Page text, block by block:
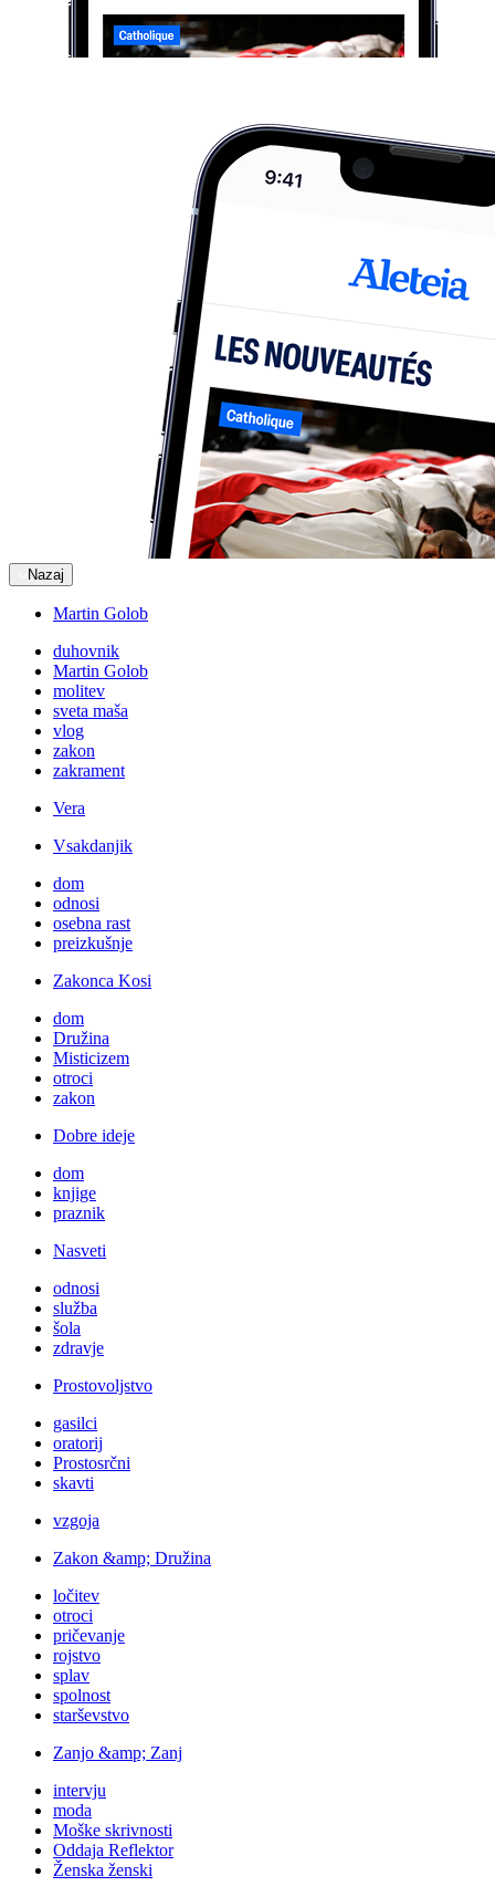
Nazaj
Martin Golob
duhovnik
Martin Golob
molitev
sveta maša
vlog
zakon
zakrament
Vera
Vsakdanjik
dom
odnosi
osebna rast
preizkušnje
Zakonca Kosi
dom
Družina
Misticizem
otroci
zakon
Dobre ideje
dom
knjige
praznik
Nasveti
odnosi
služba
šola
zdravje
Prostovoljstvo
gasilci
oratorij
Prostosrčni
skavti
vzgoja
Zakon &amp; Družina
ločitev
otroci
pričevanje
rojstvo
splav
spolnost
starševstvo
Zanjo &amp; Zanj
intervju
moda
Moške skrivnosti
Oddaja Reflektor
Ženska ženski